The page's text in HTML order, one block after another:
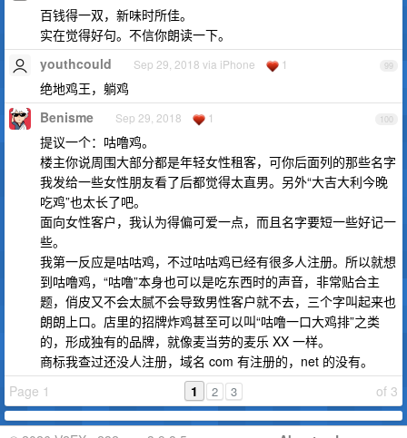
百钱得一双，新味时所佳。
实在觉得好句。不信你朗读一下。
99
youthcould Sep 29, 2018 via iPhone 1
绝地鸡王，躺鸡
100
Benisme Sep 29, 2018 1
提议一个：咕噜鸡。
楼主你说周围大部分都是年轻女性租客，可你后面列的那些名字
我发给一些女性朋友看了后都觉得太直男。另外“大吉大利今晚
吃鸡”也太长了吧。
面向女性客户，我认为得偏可爱一点，而且名字要短一些好记一
些。
我第一反应是咕咕鸡，不过咕咕鸡已经有很多人注册。所以就想
到咕噜鸡，“咕噜”本身也可以是吃东西时的声音，非常贴合主
题，俏皮又不会太腻不会导致男性客户就不去，三个字叫起来也
朗朗上口。店里的招牌炸鸡甚至可以叫“咕噜一口大鸡排”之类
的，形成独有的品牌，就像麦当劳的麦乐 XX 一样。
商标我查过还没人注册，域名 com 有注册的，net 的没有。
Page 1
of 3
1 2 3